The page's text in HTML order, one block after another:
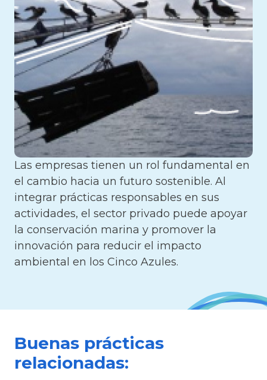
Las empresas tienen un rol fundamental en
el cambio hacia un futuro sostenible. Al
integrar prácticas responsables en sus
actividades, el sector privado puede apoyar
la conservación marina y promover la
innovación para reducir el impacto
ambiental en los Cinco Azules.
Buenas prácticas
relacionadas: